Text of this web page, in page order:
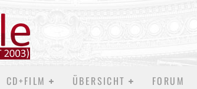
CD+FILM ÜBERSICHT FORUM